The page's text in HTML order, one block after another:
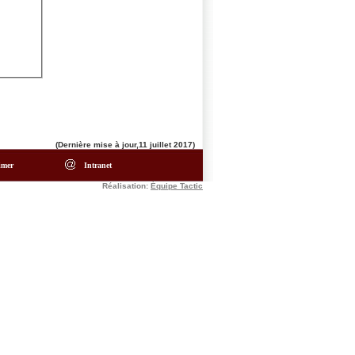
(Dernière mise à jour,11 juillet 2017)
Intranet
Réalisation: Équipe Tactic